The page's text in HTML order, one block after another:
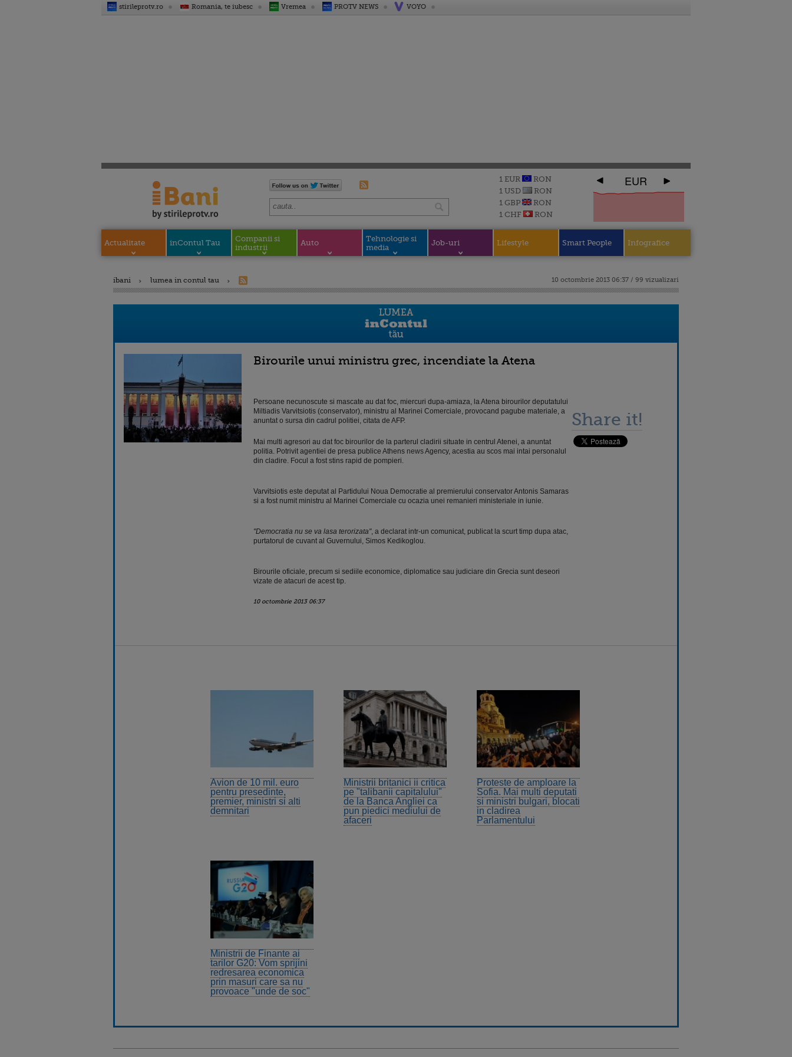
stirileprotv.ro Romania, te iubesc Vremea PROTV NEWS VOYO
1 EUR
RON
1 USD
RON
1 GBP
RON
1 CHF
RON
EUR
Actualitate inContul Tau
Companii si
industrii
Auto
Tehnologie si
media
Job-uri Lifestyle Smart People Infografice
ibani lumea in contul tau 10 octombrie 2013 06:37 / 99 vizualizari
Birourile unui ministru grec, incendiate la Atena
Persoane necunoscute si mascate au dat foc, miercuri dupa-amiaza, la Atena birourilor deputatului
Miltiadis Varvitsiotis (conservator), ministru al Marinei Comerciale, provocand pagube materiale, a
anuntat o sursa din cadrul politiei, citata de AFP.
Mai multi agresori au dat foc birourilor de la parterul cladirii situate in centrul Atenei, a anuntat
politia. Potrivit agentiei de presa publice Athens newsAgency, acestia au scos mai intai personalul
din cladire. Focul a fost stins rapid de pompieri.
Varvitsiotis este deputat al Partidului Noua Democratie al premierului conservator Antonis Samaras
si a fost numit ministru al Marinei Comerciale cu ocazia unei remanieri ministeriale in iunie.
"Democratia nu se va lasa terorizata", a declarat intr-un comunicat, publicat la scurt timp dupa atac,
purtatorul de cuvant al Guvernului, Simos Kedikoglou.
Birourile oficiale, precum si sediile economice, diplomatice sau judiciare din Grecia sunt deseori
vizate de atacuri de acest tip.
10 octombrie 2013 06:37
Share it!
Avion de 10 mil. euro
pentru presedinte,
premier, ministri si alti
demnitari
Ministrii britanici ii critica
pe "talibanii capitalului"
de la Banca Angliei ca
pun piedici mediului de
afaceri
Proteste de amploare la
Sofia. Mai multi deputati
si ministri bulgari, blocati
in cladirea
Parlamentului
Ministrii de Finante ai
tarilor G20: Vom sprijini
redresarea economica
prin masuri care sa nu
provoace "unde de soc"